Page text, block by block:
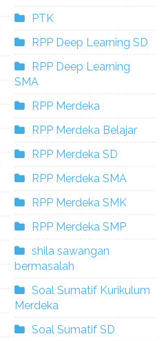
PTK
RPP Deep Learning SD
RPP Deep Learning
SMA
RPP Merdeka
RPP Merdeka Belajar
RPP Merdeka SD
RPP Merdeka SMA
RPP Merdeka SMK
RPP Merdeka SMP
shila sawangan
bermasalah
Soal Sumatif Kurikulum
Merdeka
Soal Sumatif SD